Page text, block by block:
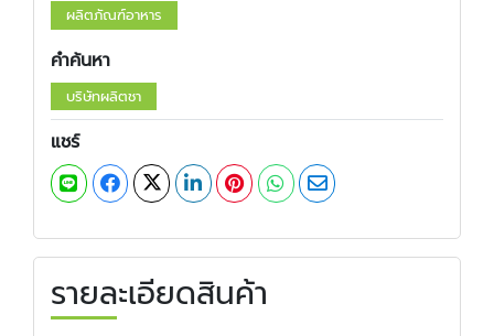
ผลิตภัณฑ์อาหาร
คำค้นหา
บริษัทผลิตชา
แชร์
รายละเอียดสินค้า